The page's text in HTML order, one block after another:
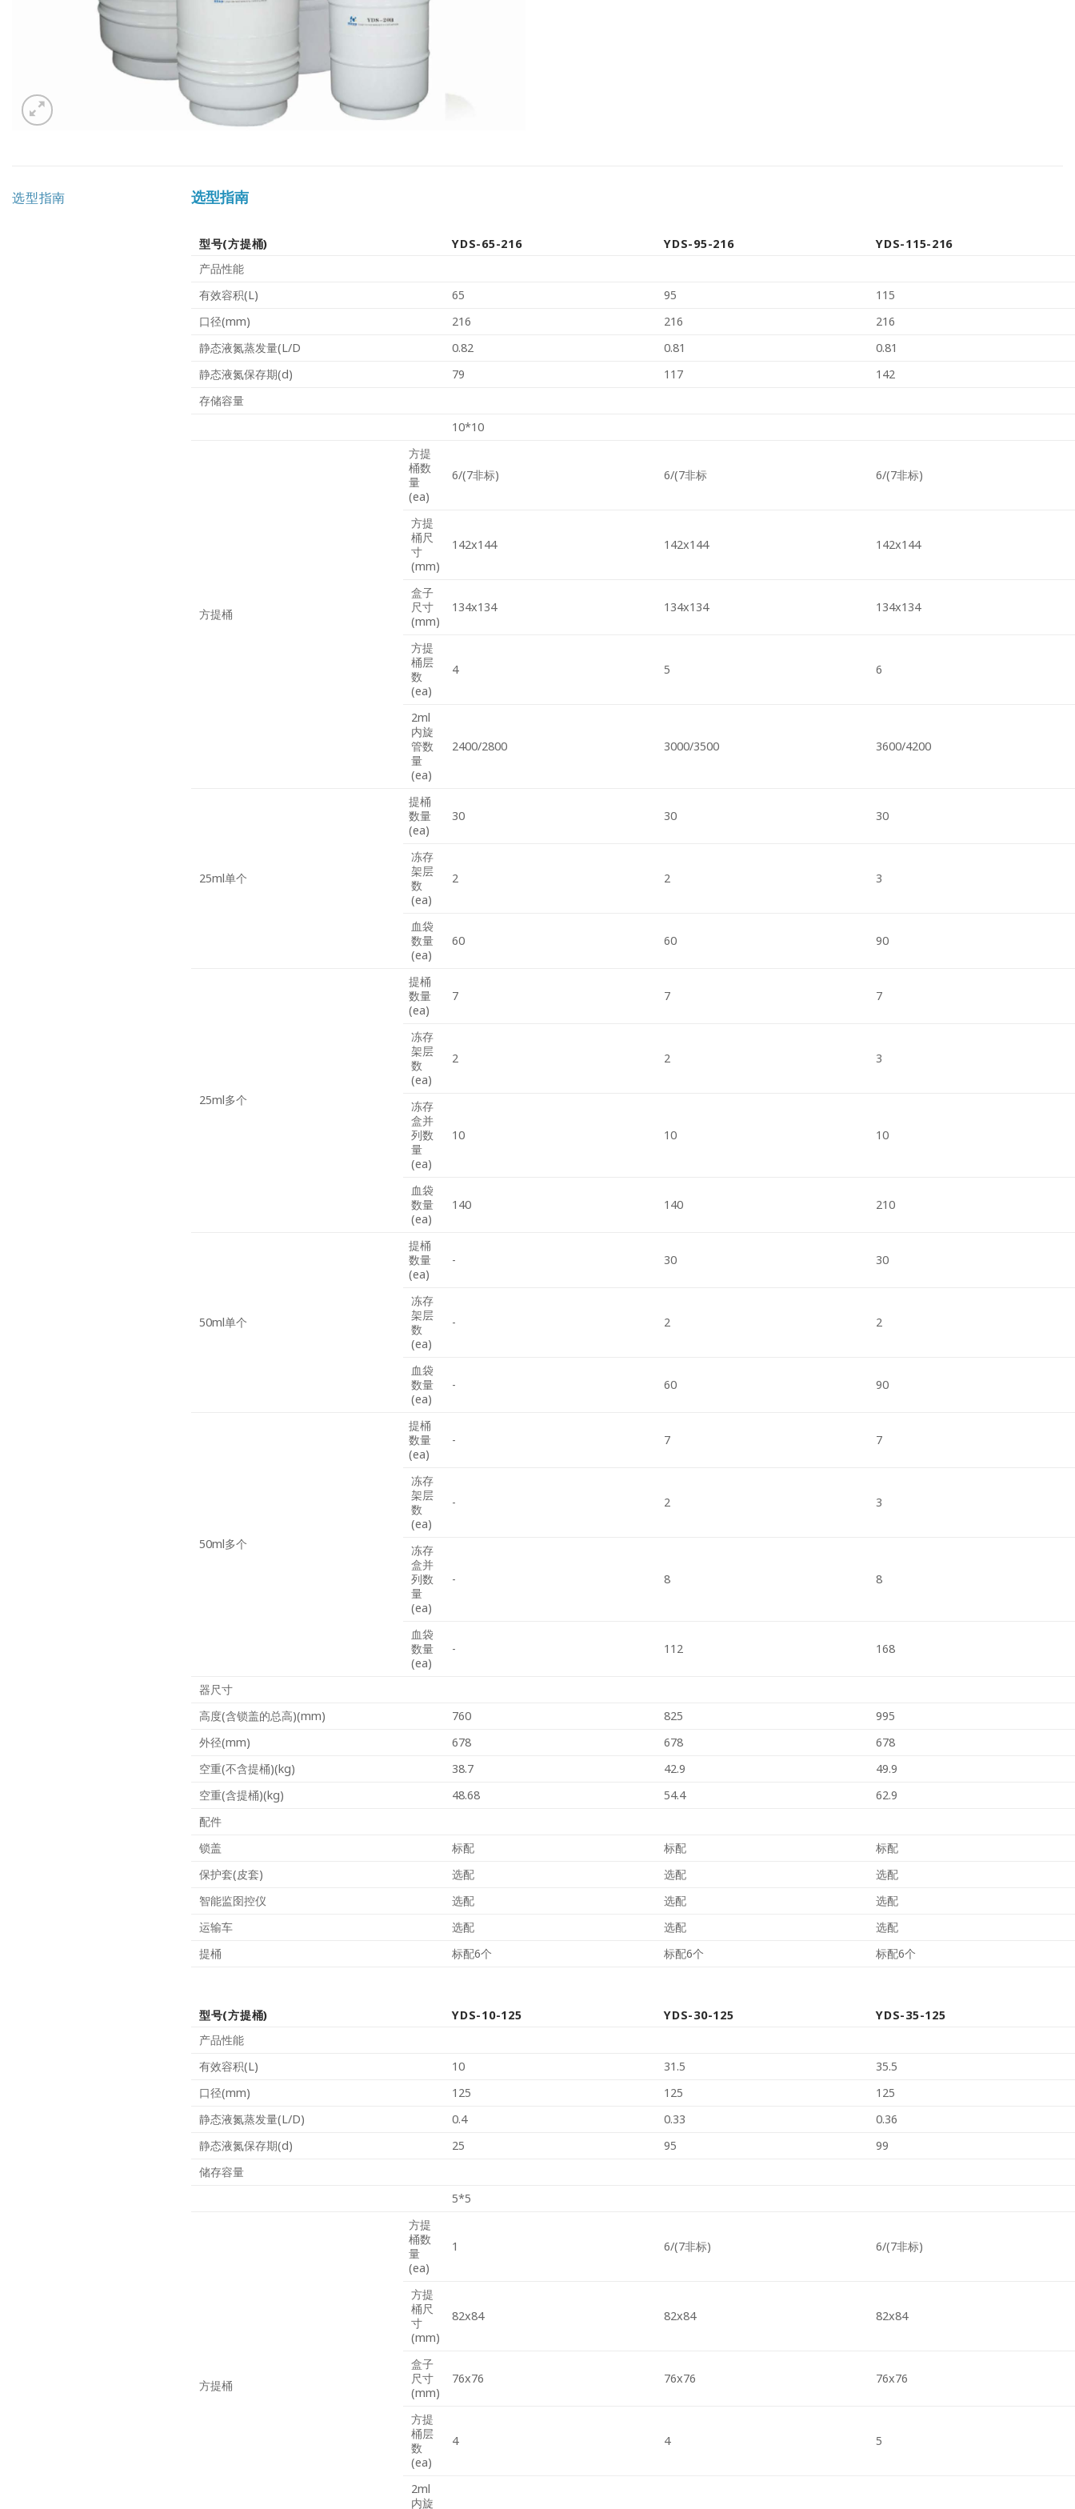
选型指南 选型指南
型号(方提桶) YDS-65-216 YDS-95-216
YDS-115-216
产品性能
有效容积(L)
65 95
115
口径(mm)
216 216
216
静态液氮蒸发量(L/D
0.82 0.81
0.81
静态液氮保存期(d)
79 117
142
存储容量
10*10
方提桶
方提
桶数
量
(ea)
6/(7非标) 6/(7非标 6/(7非标)
方提
桶尺
寸
(mm)
142x144 142x144 142x144
盒子
尺寸
(mm)
134x134 134x134 134x134
方提
桶层
数
(ea)
4 5 6
2ml
内旋
管数
量
(ea)
2400/2800 3000/3500 3600/4200
25ml单个
提桶
数量
(ea)
30 30 30
冻存
架层
数
(ea)
2 2 3
血袋
数量
(ea)
60 60 90
25ml多个
提桶
数量
(ea)
7 7 7
冻存
架层
数
(ea)
2 2 3
冻存
盒并
列数
量
(ea)
10 10 10
血袋
数量
(ea)
140 140 210
50ml单个
提桶
数量
(ea)
- 30 30
冻存
架层
数
(ea)
- 2 2
血袋
数量
(ea)
- 60 90
50ml多个
提桶
数量
(ea)
- 7 7
冻存
架层
数
(ea)
- 2 3
冻存
盒并
列数
量
(ea)
- 8 8
血袋
数量
(ea)
- 112 168
器尺寸
高度(含锁盖的总高)(mm)
760 825
995
外径(mm)
678 678
678
空重(不含提桶)(kg)
38.7 42.9
49.9
空重(含提桶)(kg)
48.68 54.4
62.9
配件
锁盖
标配 标配
标配
保护套(皮套)
选配 选配
选配
智能监囹控仪
选配 选配
选配
运输车
选配 选配
选配
提桶
标配6个 标配6个 标配6个
型号(方提桶) YDS-10-125 YDS-30-125
YDS-35-125
产品性能
有效容积(L)
10 31.5
35.5
口径(mm)
125 125
125
静态液氮蒸发量(L/D)
0.4 0.33
0.36
静态液氮保存期(d)
25 95
99
储存容量
5*5
方提桶
方提
桶数
量
(ea)
1 6/(7非标) 6/(7非标)
方提
桶尺
寸
(mm)
82x84 82x84 82x84
盒子
尺寸
(mm)
76x76 76x76 76x76
方提
桶层
数
(ea)
4 4 5
2ml
内旋